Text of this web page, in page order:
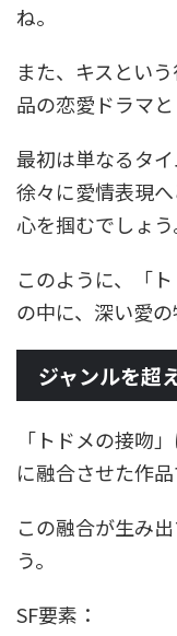
ね。
また、キスとい
品の恋愛ドラマと
最初は単なるタイ
徐々に愛情表現
心を掴むでしょう
このように、「
の中に、深い愛の
ジャンルを超
「トドメの接吻
に融合させた作品
この融合が生み
う。
SF要素：